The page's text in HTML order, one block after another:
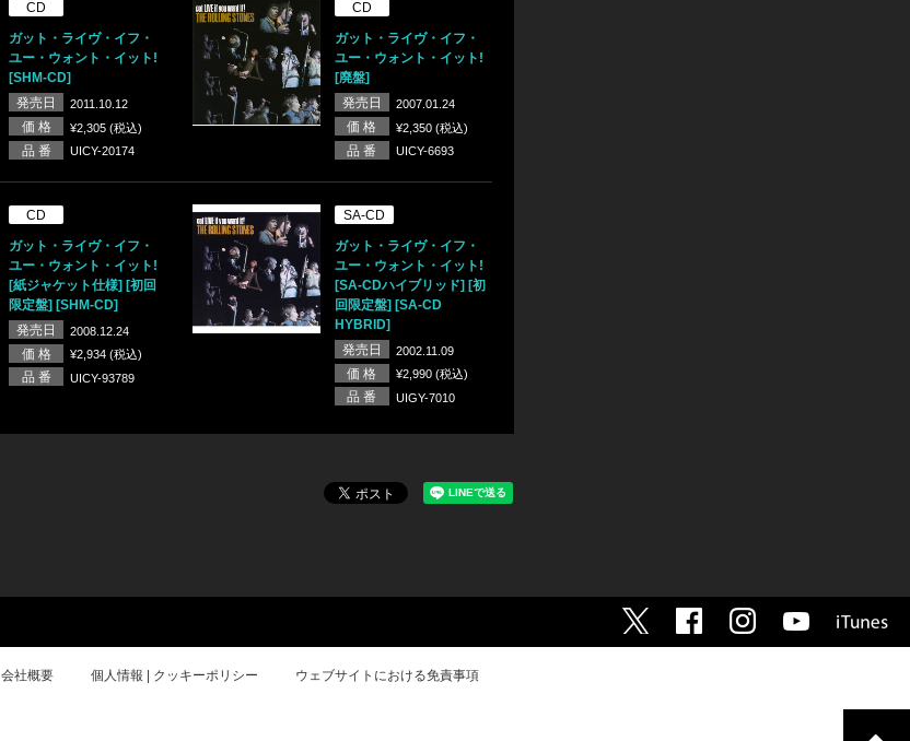
CD
ガット・ライヴ・イフ・
ユー・ウォント・イット!
[SHM-CD]
発売日
2011.10.12
価 格 ¥2,305 (税込)
品 番 UICY-20174
CD
ガット・ライヴ・イフ・
ユー・ウォント・イット!
[廃盤]
発売日
2007.01.24
価 格 ¥2,350 (税込)
品 番 UICY-6693
CD
ガット・ライヴ・イフ・
ユー・ウォント・イット!
[紙ジャケット仕様] [初回
限定盤] [SHM-CD]
発売日
2008.12.24
価 格 ¥2,934 (税込)
品 番 UICY-93789
SA-CD
ガット・ライヴ・イフ・
ユー・ウォント・イット!
[SA-CDハイブリッド] [初
回限定盤] [SA-CD
HYBRID]
発売日
2002.11.09
価 格 ¥2,990 (税込)
品 番 UIGY-7010
会社概要 個人情報 | クッキーポリシー ウェブサイトにおける免責事項